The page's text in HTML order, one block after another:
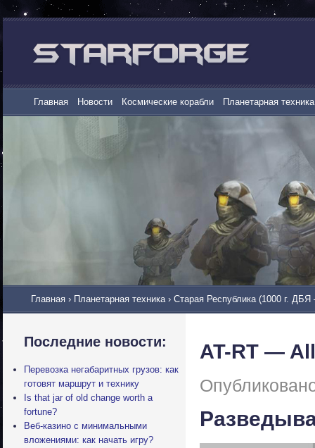
Главная Новости Космические корабли Планетарная техника
Главная › Планетарная техника› Старая Республика (1000 г.
Последние новости:
Перевозка негабаритных грузов: как
готовят маршрут и технику
Is that jar of old change worth a
fortune?
Веб-казино с минимальными
вложениями: как начать игру?
AT-RT —